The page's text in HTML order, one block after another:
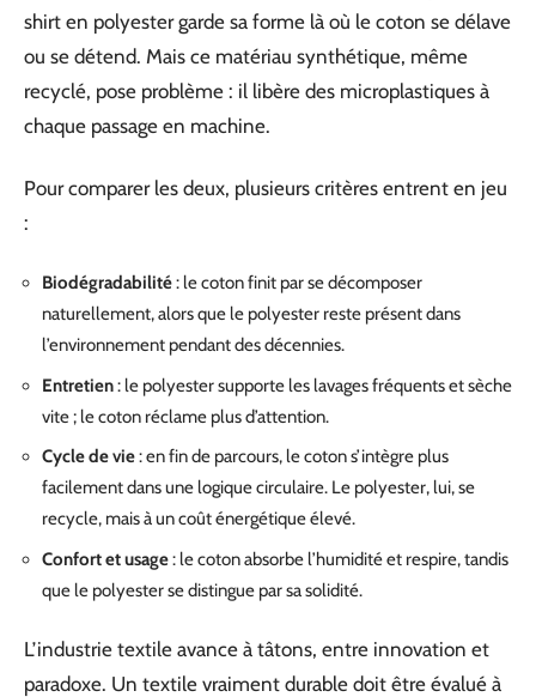
shirt en polyester garde sa forme là où le coton se délave
ou se détend. Mais ce matériau synthétique, même
recyclé, pose problème : il libère des microplastiques à
chaque passage en machine.
Pour comparer les deux, plusieurs critères entrent en jeu
:
Biodégradabilité: le coton finit par se décomposer
naturellement, alors que le polyester reste présent dans
l’environnement pendant des décennies.
Entretien: le polyester supporte les lavages fréquents et sèche
vite ; le coton réclame plus d’attention.
Cycle de vie: en fin de parcours, le coton s’intègre plus
facilement dans une logique circulaire. Le polyester, lui, se
recycle, mais à un coût énergétique élevé.
Confort et usage: le coton absorbe l’humidité et respire, tandis
que le polyester se distingue par sa solidité.
L’industrie textile avance à tâtons, entre innovation et
paradoxe. Un textile vraiment durable doit être évalué à